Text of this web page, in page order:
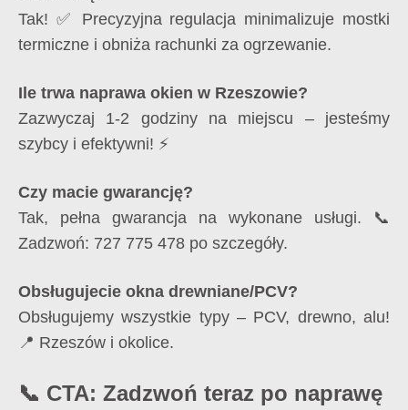
Tak! ✅ Precyzyjna regulacja minimalizuje mostki
termiczne i obniża rachunki za ogrzewanie.
Ile trwa naprawa okien w Rzeszowie?
Zazwyczaj 1-2 godziny na miejscu – jesteśmy
szybcy i efektywni! ⚡
Czy macie gwarancję?
Tak, pełna gwarancja na wykonane usługi. 📞
Zadzwoń: 727 775 478 po szczegóły.
Obsługujecie okna drewniane/PCV?
Obsługujemy wszystkie typy – PCV, drewno, alu!
📍 Rzeszów i okolice.
📞 CTA: Zadzwoń teraz po naprawę